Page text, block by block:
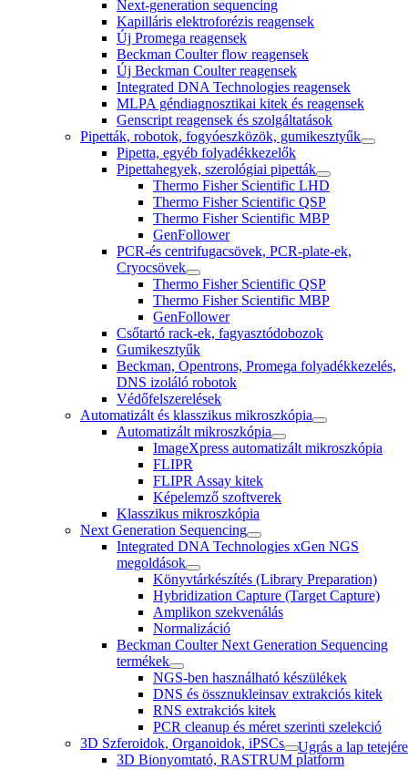
Next-generation sequencing
Kapilláris elektroforézis reagensek
Új Promega reagensek
Beckman Coulter flow reagensek
Új Beckman Coulter reagensek
Integrated DNA Technologies reagensek
MLPA géndiagnosztikai kitek és reagensek
Genscript reagensek és szolgáltatások
Pipetták, robotok, fogyóeszközök, gumikesztyűk
Pipetta, egyéb folyadékkezelők
Pipettahegyek, szerológiai pipetták
Thermo Fisher Scientific LHD
Thermo Fisher Scientific QSP
Thermo Fisher Scientific MBP
GenFollower
PCR-és centrifugacsövek, PCR-plate-ek,
Cryocsövek
Thermo Fisher Scientific QSP
Thermo Fisher Scientific MBP
GenFollower
Csőtartó rack-ek, fagyasztódobozok
Gumikesztyűk
Beckman, Opentrons, Promega folyadékkezelés,
DNS izoláló robotok
Védőfelszerelések
Automatizált és klasszikus mikroszkópia
Automatizált mikroszkópia
ImageXpress automatizált mikroszkópia
FLIPR
FLIPR Assay kitek
Képelemző szoftverek
Klasszikus mikroszkópia
Next Generation Sequencing
Integrated DNA Technologies xGen NGS
megoldások
Könyvtárkészítés (Library Preparation)
Hybridization Capture (Target Capture)
Amplikon szekvenálás
Normalizáció
Beckman Coulter Next Generation Sequencing
termékek
NGS-ben használható készülékek
DNS és össznukleinsav extrakciós kitek
RNS extrakciós kitek
PCR cleanup és méret szerinti szelekció
3D Szferoidok, Organoidok, iPSCs
3D Bionyomtató, RASTRUM platform
Ugrás a lap tetejére